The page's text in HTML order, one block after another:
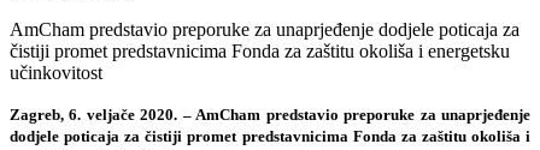
AmCham predstavio preporuke za unaprjeđenje dodjele poticaja za
čistiji promet predstavnicima Fonda za zaštitu okoliša i energetsku
učinkovitost
Zagreb, 6. veljače 2020. – AmCham predstavio preporuke za unaprjeđenje
dodjele poticaja za čistiji promet predstavnicima Fonda za zaštitu okoliša i